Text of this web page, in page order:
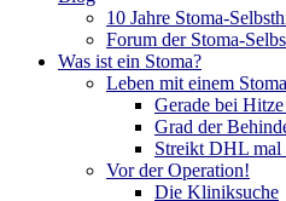
10 Jahre Stoma-
Forum der Stoma-
Was ist ein Stoma?
Leben mit einem
Gerade bei
Grad der
Streikt DHL mal
Vor der Operation!
Die Kliniksuche